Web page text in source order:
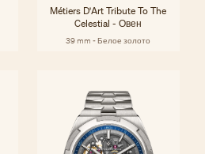
Métiers D'Art Tribute To The
Celestial - Овен
39 mm - Белое золото